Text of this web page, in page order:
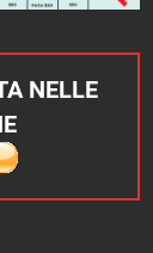
NELLE